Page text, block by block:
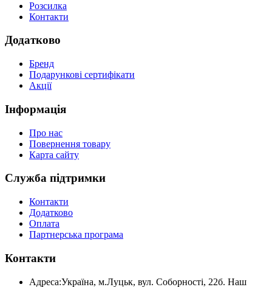
Розсилка
Контакти
Додатково
Бренд
Подарункові сертифікати
Акції
Інформація
Про нас
Повернення товару
Карта сайту
Служба підтримки
Контакти
Додатково
Оплата
Партнерська програма
Контакти
Адреса:Україна, м.Луцьк, вул. Соборності, 22б. Наш